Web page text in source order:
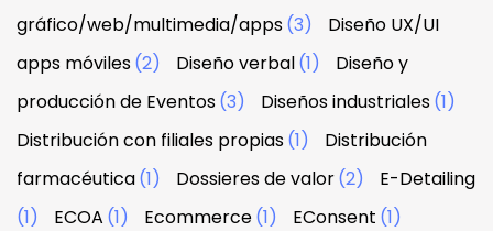
gráfico/web/multimedia/apps(3)
Diseño UX/UI
apps móviles(2) Diseño verbal(1)
Diseño y
producción de Eventos(3) Diseños industriales(1)
Distribución con filiales propias(1)
Distribución
farmacéutica(1) Dossieres de valor(2)
E-Detailing
(1)
ECOA (1) Ecommerce(1) EConsent (1)